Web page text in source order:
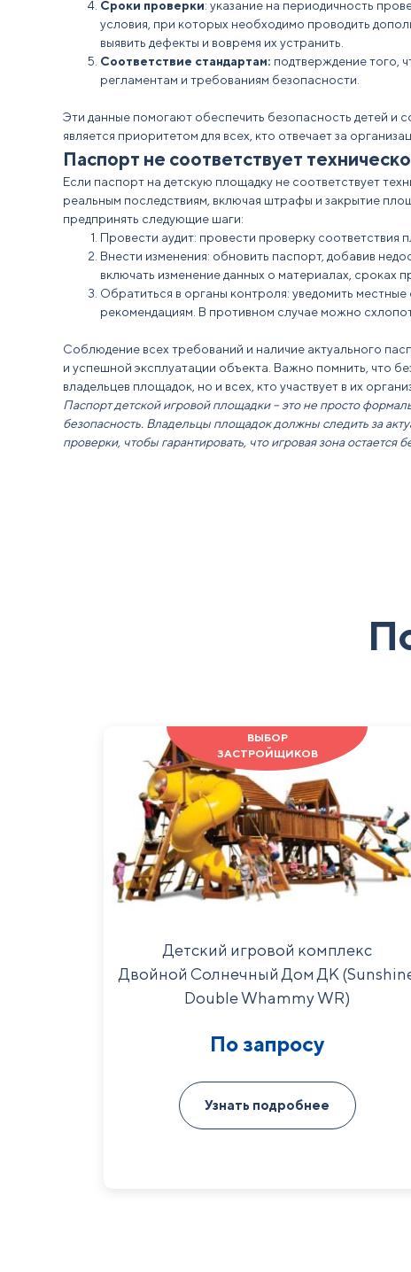
Сроки проверки: указание на периодичность
условия , при которых необходимо проводить
выявить дефекты и вовремя их устранить.
Соответствие стандартам: подтверждение того,
регламентам и требованиям безопасности.
Эти данные помогают обеспечить безопасность детей и
является приоритетом для всех, кто отвечает за
Паспорт не соответствует
Если паспорт на детскую площадку не соответствует
реальным последствиям, включая штрафы и закрытие
предпринять следующие шаги:
Провести аудит: провести проверку соответствия
Внести изменения: обновить паспорт, добавив
включать изменение данных о материалах, сроках
Обратиться в органы контроля: уведомить
рекомендациям. В противном случае можно
Соблюдение всех требований и наличие актуального
и успешной эксплуатации объекта. Важно помнить, что
владельцев площадок, но и всех, кто участвует в их
Паспорт детской игровой площадки– это не просто
безопасность. Владельцы площадок должны следить за
проверки, чтобы гарантировать, что игровая зона остается
ВЫБОР
ЗАСТРОЙЩИКОВ
Детский игровой комплекс
Двойной Солнечный Дом ДК
Double Whammy WR)
По запросу
Узнать подробнее